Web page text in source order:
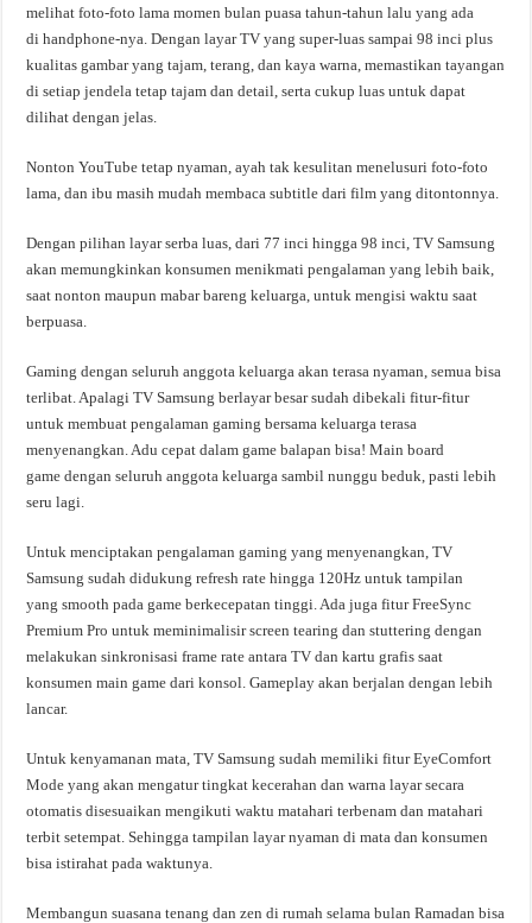
melihat foto-foto lama momen bulan puasa tahun-tahun lalu yang ada
di handphone-nya. Dengan layar TV yang super-luas sampai 98 inci plus
kualitas gambar yang tajam, terang, dan kaya warna, memastikan tayangan
di setiap jendela tetap tajam dan detail, serta cukup luas untuk dapat
dilihat dengan jelas.
Nonton YouTube tetap nyaman, ayah tak kesulitan menelusuri foto-foto
lama, dan ibu masih mudah membaca subtitle dari film yang ditontonnya.
Dengan pilihan layar serba luas, dari 77 inci hingga 98 inci, TV Samsung
akan memungkinkan konsumen menikmati pengalaman yang lebih baik,
saat nonton maupun mabar bareng keluarga, untuk mengisi waktu saat
berpuasa.
Gaming dengan seluruh anggota keluarga akan terasa nyaman, semua bisa
terlibat. Apalagi TV Samsung berlayar besar sudah dibekali fitur-fitur
untuk membuat pengalaman gaming bersama keluarga terasa
menyenangkan. Adu cepat dalam game balapan bisa! Main board
game dengan seluruh anggota keluarga sambil nunggu beduk, pasti lebih
seru lagi.
Untuk menciptakan pengalaman gaming yang menyenangkan, TV
Samsung sudah didukung refresh rate hingga 120Hz untuk tampilan
yang smooth pada game berkecepatan tinggi. Ada juga fitur FreeSync
Premium Pro untuk meminimalisir screen tearing dan stuttering dengan
melakukan sinkronisasi frame rate antara TV dan kartu grafis saat
konsumen main game dari konsol. Gameplay akan berjalan dengan lebih
lancar.
Untuk kenyamanan mata, TV Samsung sudah memiliki fitur EyeComfort
Mode yang akan mengatur tingkat kecerahan dan warna layar secara
otomatis disesuaikan mengikuti waktu matahari terbenam dan matahari
terbit setempat. Sehingga tampilan layar nyaman di mata dan konsumen
bisa istirahat pada waktunya.
Membangun suasana tenang dan zen di rumah selama bulan Ramadan bisa